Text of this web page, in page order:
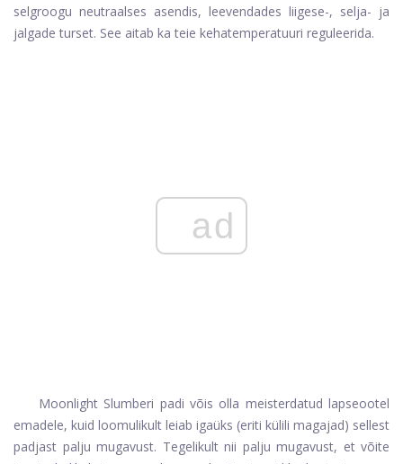
selgroogu neutraalses asendis, leevendades liigese-, selja- ja
jalgade turset. See aitab ka teie kehatemperatuuri reguleerida.
ad
Moonlight Slumberi padi võis olla meisterdatud lapseootel
emadele, kuid loomulikult leiab igaüks (eriti külili magajad) sellest
padjast palju mugavust. Tegelikult nii palju mugavust, et võite